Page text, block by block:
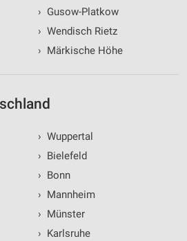
› Gusow-Platkow
› Wendisch Rietz
› Märkische Höhe
› Wuppertal
› Bielefeld
› Bonn
› Mannheim
› Münster
› Karlsruhe